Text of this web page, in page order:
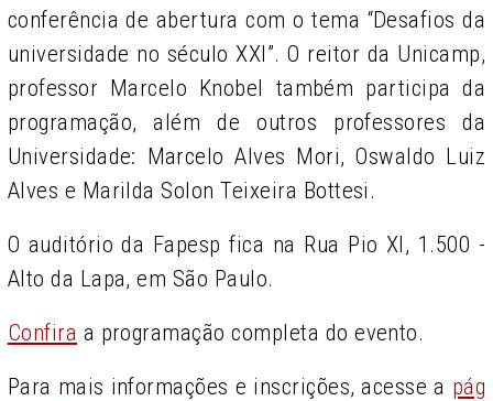
conferência de abertura com o tema “Desafios da
universidade no século XXI”. O reitor da Unicamp,
professor Marcelo Knobel também participa da
programação, além de outros professores da
Universidade: Marcelo Alves Mori, Oswaldo Luiz
Alves e Marilda Solon Teixeira Bottesi.
O auditório da Fapesp fica na Rua Pio XI, 1.500 -
Alto da Lapa, em São Paulo.
Confira a programação completa do evento.
Para mais informações e inscrições, acesse a pág